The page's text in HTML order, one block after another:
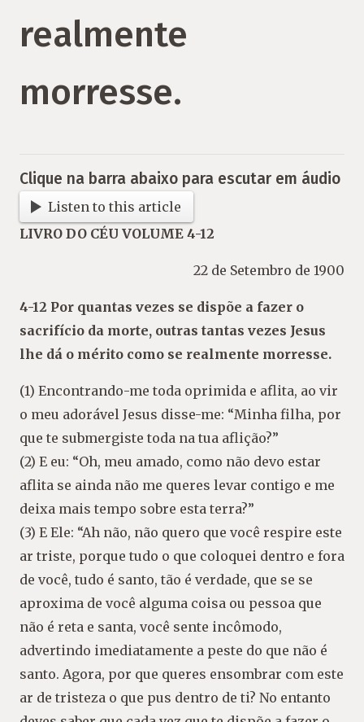
realmente
morresse.
Clique na barra abaixo para escutar em áudio
Listen to this article
LIVRO DO CÉU VOLUME 4-12
22 de Setembro de 1900
4-12 Por quantas vezes se dispõe a fazer o
sacrifício da morte, outras tantas vezes Jesus
lhe dá o mérito como se realmente morresse.
(1) Encontrando-me toda oprimida e aflita, ao vir
o meu adorável Jesus disse-me: “Minha filha, por
que te submergiste toda na tua aflição?”
(2) E eu: “Oh, meu amado, como não devo estar
aflita se ainda não me queres levar contigo e me
deixa mais tempo sobre esta terra?”
(3) E Ele: “Ah não, não quero que você respire este
ar triste, porque tudo o que coloquei dentro e fora
de você, tudo é santo, tão é verdade, que se se
aproxima de você alguma coisa ou pessoa que
não é reta e santa, você sente incômodo,
advertindo imediatamente a peste do que não é
santo. Agora, por que queres ensombrar com este
ar de tristeza o que pus dentro de ti? No entanto